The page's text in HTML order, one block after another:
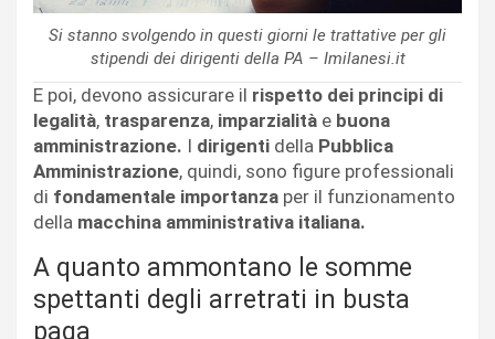
Si stanno svolgendo in questi giorni le trattative per gli
stipendi dei dirigenti della PA – Imilanesi.it
E poi, devono assicurare il rispetto dei principi di
legalità, trasparenza, imparzialità e buona
amministrazione. I dirigenti della Pubblica
Amministrazione, quindi, sono figure professionali
di fondamentale importanza per il funzionamento
della macchina amministrativa italiana.
A quanto ammontano le somme
spettanti degli arretrati in busta
paga